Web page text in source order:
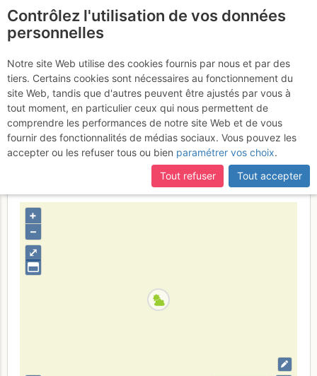
Grande Lance de
Domène : Arête N de la
Petite puis de la Grande
Lance
Mardi 20 juin 2017
Isère Belledonne
⤢
+
–
Contrôlez l'utilisation de vos données
personnelles
Notre site Web utilise des cookies fournis par nous et par des
tiers. Certains cookies sont nécessaires au fonctionnement du
site Web, tandis que d'autres peuvent être ajustés par vous à
tout moment, en particulier ceux qui nous permettent de
comprendre les performances de notre site Web et de vous
fournir des fonctionnalités de médias sociaux. Vous pouvez les
accepter ou les refuser tous ou bien paramétrer vos choix.
Tout refuser
Tout accepter